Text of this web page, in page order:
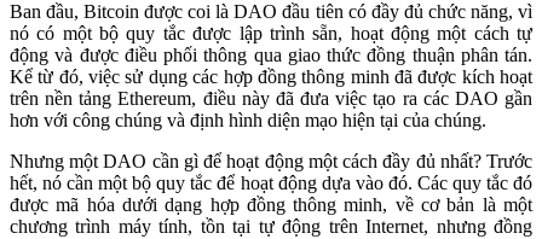
Ban đầu, Bitcoin được coi là DAO đầu tiên có đầy đủ chức năng, vì
nó có một bộ quy tắc được lập trình sẵn, hoạt động một cách tự
động và được điều phối thông qua giao thức đồng thuận phân tán.
Kể từ đó, việc sử dụng các hợp đồng thông minh đã được kích hoạt
trên nền tảng Ethereum, điều này đã đưa việc tạo ra các DAO gần
hơn với công chúng và định hình diện mạo hiện tại của chúng.
Nhưng một DAO cần gì để hoạt động một cách đầy đủ nhất? Trước
hết, nó cần một bộ quy tắc để hoạt động dựa vào đó. Các quy tắc đó
được mã hóa dưới dạng hợp đồng thông minh, về cơ bản là một
chương trình máy tính, tồn tại tự động trên Internet, nhưng đồng